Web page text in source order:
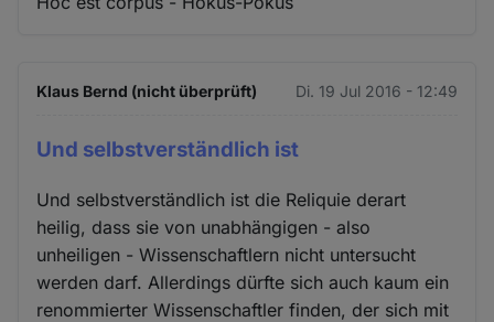
Klaus Bernd (nicht überprüft) Di. 19 Jul 2016 - 12:49
Und selbstverständlich ist
Und selbstverständlich ist die Reliquie derart
heilig, dass sie von unabhängigen - also
unheiligen - Wissenschaftlern nicht untersucht
werden darf. Allerdings dürfte sich auch kaum ein
renommierter Wissenschaftler finden, der sich mit